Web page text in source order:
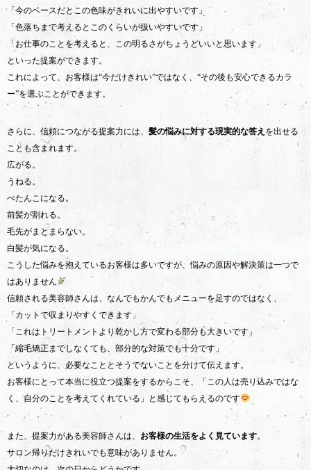
「今のベースだとこの色味がきれいに出やすいです」
「色落ちまで考えるとこのくらいが扱いやすいです」
「お仕事のことを考えると、この明るさがちょうどいいと思います」
といった提案ができます。
これによって、お客様は“今だけきれい”ではなく、“その後も安心できるカラ
ー”を選ぶことができます。
さらに、信頼につながる提案力には、 髪の悩みに対する現実的な答え を出せる
ことも含まれます。
広がる。
うねる。
ぺたんこになる。
前髪が割れる。
毛先がまとまらない。
白髪が気になる。
こうした悩みを抱えているお客様は多いですが、悩みの原因や解決策は一つで
はありません
信頼される美容師さんは、なんでもかんでもメニューを足すのではなく、
「カットで収まりやすくできます」
「これはトリートメントより乾かし方で変わる部分も大きいです」
「縮毛矯正までしなくても、部分的な対策でも十分です」
というように、必要なこととそうでないことを分けて伝えます。
お客様にとって本当に役立つ提案をするからこそ、「この人は売り込みではな
く、自分のことを考えてくれている」と感じてもらえるのです
また、提案力がある美容師さんは、 お客様の生活をよく見ています。
サロン帰りだけきれいでも意味がありません。